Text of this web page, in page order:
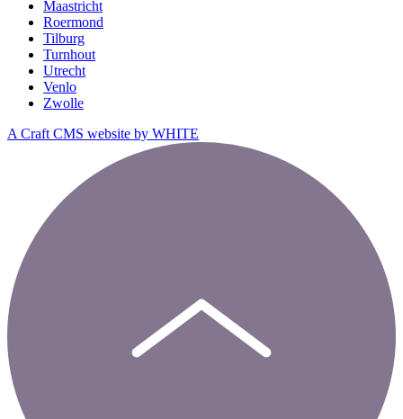
Maastricht
Roermond
Tilburg
Turnhout
Utrecht
Venlo
Zwolle
A Craft CMS website by WHITE